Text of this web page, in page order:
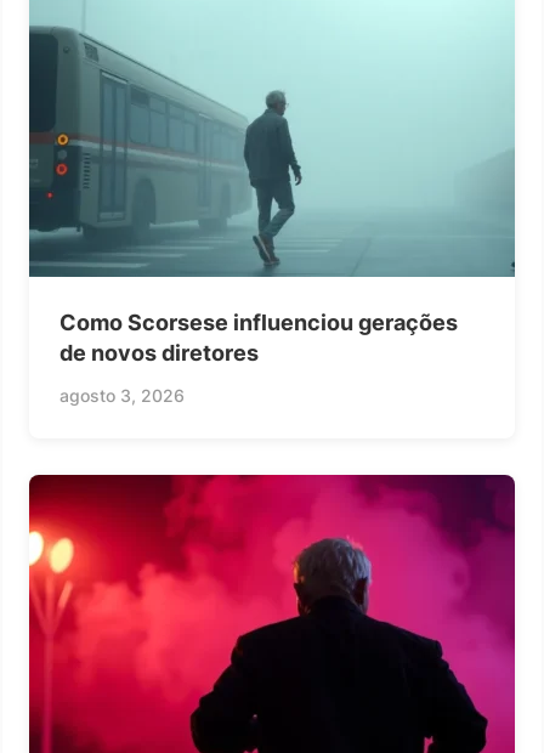
Como Scorsese influenciou gerações
de novos diretores
agosto 3, 2026